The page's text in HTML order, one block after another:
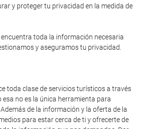
y proteger tu privacidad en la medida de
encuentra toda la información necesaria
y aseguramos tu privacidad.
toda clase de servicios turísticos a través
esa no es la única herramienta para
de la información y la oferta de la
para estar cerca de ti y ofrecerte de